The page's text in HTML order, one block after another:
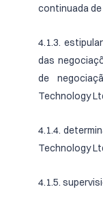
continuada
4.1.3.
das
de
Technology
4.1.4.
Technology
4.1.5.